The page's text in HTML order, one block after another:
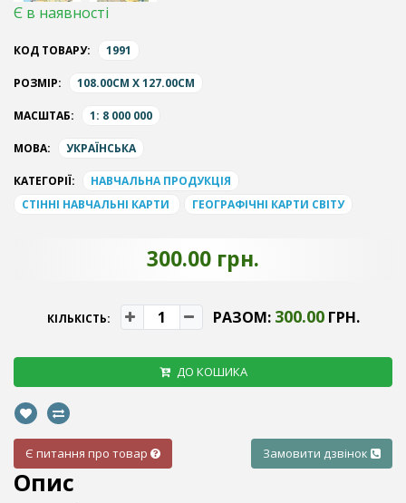
Є в наявності
КОД ТОВАРУ: 1991
РОЗМІР: 108.00CM X 127.00CM
МАСШТАБ: 1: 8 000 000
МОВА: УКРАЇНСЬКА
КАТЕГОРІЇ:
НАВЧАЛЬНА ПРОДУКЦІЯ
СТІННІ НАВЧАЛЬНІ КАРТИ
ГЕОГРАФІЧНІ КАРТИ СВІТУ
300.00 грн.
КІЛЬКІСТЬ: РАЗОМ: 300.00ГРН.
ДО КОШИКА
Є питання про товар Замовити дзвінок
Опис